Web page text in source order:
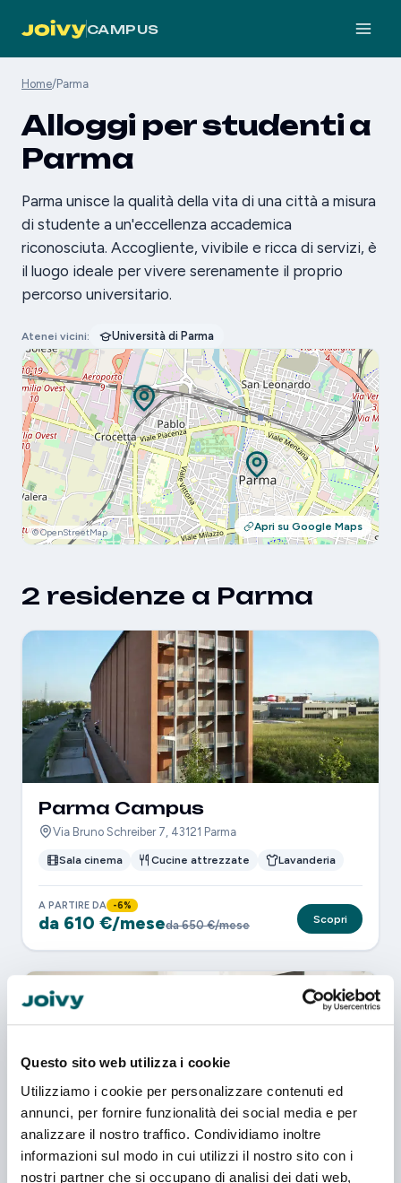
Questo sito web utilizza i cookie
Utilizziamo i cookie per personalizzare contenuti ed
annunci, per fornire funzionalità dei social media e per
analizzare il nostro traffico. Condividiamo inoltre
informazioni sul modo in cui utilizzi il nostro sito con i
nostri partner che si occupano di analisi dei dati web,
CAMPUS
Home/Parma
Alloggi per studenti a
Parma
Parma unisce la qualità della vita di una città a misura
di studente a un'eccellenza accademica
riconosciuta. Accogliente, vivibile e ricca di servizi, è
il luogo ideale per vivere serenamente il proprio
percorso universitario.
Atenei vicini: Università di Parma
Apri su Google Maps
© OpenStreetMap
2 residenze a Parma
Parma Campus
Via Bruno Schreiber 7, 43121 Parma
Sala cinema Cucine attrezzate Lavanderia
A PARTIRE DA -6%
da 610 €/meseda 650 €/mese Scopri
Parma City
Via Guglielmo Oberdan, 4, 43121 Parma